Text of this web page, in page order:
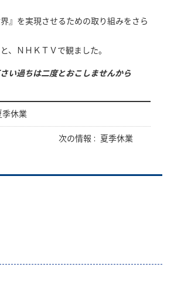
界』を実現させるための取り組みをさら
、ＮＨＫＴＶで観ました。
い過ちは二度とおこしませんから
季休業
次の情報 : 夏季休業